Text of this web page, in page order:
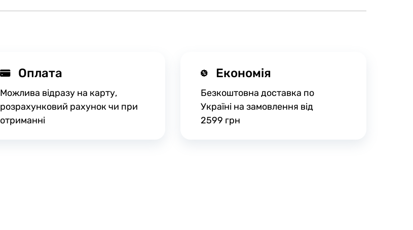
Оплата
Можлива відразу на карту,
розрахунковий рахунок чи при
отриманні
Економія
Безкоштовна доставка по
Україні на замовлення від
2599 грн